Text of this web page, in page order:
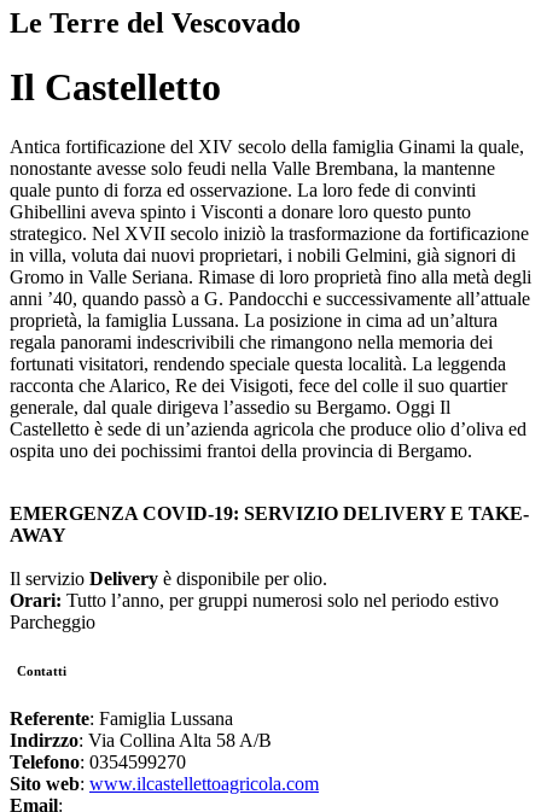
Le Terre del Vescovado
Il Castelletto
Antica fortificazione del XIV secolo della famiglia Ginami la quale,
nonostante avesse solo feudi nella Valle Brembana, la mantenne
quale punto di forza ed osservazione. La loro fede di convinti
Ghibellini aveva spinto i Visconti a donare loro questo punto
strategico. Nel XVII secolo iniziò la trasformazione da fortificazione
in villa, voluta dai nuovi proprietari, i nobili Gelmini, già signori di
Gromo in Valle Seriana. Rimase di loro proprietà fino alla metà degli
anni ’40, quando passò a G. Pandocchi e successivamente all’attuale
proprietà, la famiglia Lussana. La posizione in cima ad un’altura
regala panorami indescrivibili che rimangono nella memoria dei
fortunati visitatori, rendendo speciale questa località. La leggenda
racconta che Alarico, Re dei Visigoti, fece del colle il suo quartier
generale, dal quale dirigeva l’assedio su Bergamo. Oggi Il
Castelletto è sede di un’azienda agricola che produce olio d’oliva ed
ospita uno dei pochissimi frantoi della provincia di Bergamo.
EMERGENZA COVID-19: SERVIZIO DELIVERY E TAKE-
AWAY
Il servizio Delivery è disponibile per olio.
Orari: Tutto l’anno, per gruppi numerosi solo nel periodo estivo
Parcheggio
Contatti
Referente: Famiglia Lussana
Indirzzo: Via Collina Alta 58 A/B
Telefono: 0354599270
Sito web: www.ilcastellettoagricola.com
Email: